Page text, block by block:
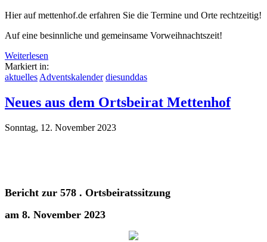
Hier auf mettenhof.de erfahren Sie die Termine und Orte rechtzeitig!
Auf eine besinnliche und gemeinsame Vorweihnachtszeit!
Weiterlesen
Markiert in:
aktuelles Adventskalender diesunddas
Neues aus dem Ortsbeirat Mettenhof
Sonntag, 12. November 2023
Bericht zur 578 . Ortsbeiratssitzung
am 8. November 2023